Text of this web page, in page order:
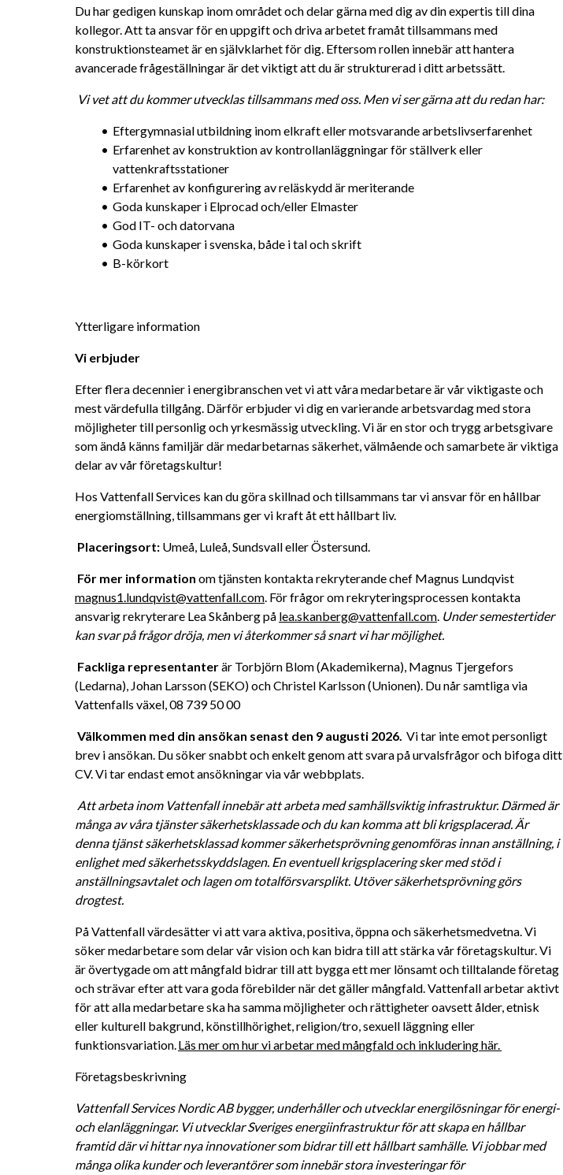
Du har gedigen kunskap inom området och delar gärna med dig av din expertis till dina
kollegor. Att ta ansvar för en uppgift och driva arbetet framåt tillsammans med
konstruktionsteamet är en självklarhet för dig. Eftersom rollen innebär att hantera
avancerade frågeställningar är det viktigt att du är strukturerad i ditt arbetssätt.
Vi vet att du kommer utvecklas tillsammans med oss. Men vi ser gärna att du redan har:
Eftergymnasial utbildning inom elkraft eller motsvarande arbetslivserfarenhet
Erfarenhet av konstruktion av kontrollanläggningar för ställverk eller
vattenkraftsstationer
Erfarenhet av konfigurering av reläskydd är meriterande
Goda kunskaper i Elprocad och/eller Elmaster
God IT- och datorvana
Goda kunskaper i svenska, både i tal och skrift
B-körkort
Ytterligare information
Vi erbjuder
Efter flera decennier i energibranschen vet vi att våra medarbetare är vår viktigaste och
mest värdefulla tillgång. Därför erbjuder vi dig en varierande arbetsvardag med stora
möjligheter till personlig och yrkesmässig utveckling. Vi är en stor och trygg arbetsgivare
som ändå känns familjär där medarbetarnas säkerhet, välmående och samarbete är viktiga
delar av vår företagskultur!
Hos Vattenfall Services kan du göra skillnad och tillsammans tar vi ansvar för en hållbar
energiomställning, tillsammans ger vi kraft åt ett hållbart liv.
Placeringsort: Umeå, Luleå, Sundsvall eller Östersund.
För mer information
magnus1.lundqvist@vattenfall.com. För frågor om rekryteringsprocessen kontakta
ansvarig rekryterare Lea Skånberg på lea.skanberg@vattenfall.com. Under semestertider
kan svar på frågor dröja, men vi återkommer så snart vi har möjlighet.
Fackliga representanter är Torbjörn Blom (Akademikerna), Magnus Tjergefors
(Ledarna), Johan Larsson (SEKO) och Christel Karlsson (Unionen). Du når samtliga via
Vattenfalls växel, 08 739 50 00
Välkommen med din ansökan senast den 9 augusti 2026. Vi tar inte emot personligt
brev i ansökan. Du söker snabbt och enkelt genom att svara på urvalsfrågor och bifoga ditt
CV.Vi tar endast emot ansökningar via vår webbplats.
Att arbeta inom Vattenfall innebär att arbeta med samhällsviktig infrastruktur. Därmed är
många av våra tjänster säkerhetsklassade och du kan komma att bli krigsplacerad. Är
denna tjänst säkerhetsklassad kommer säkerhetsprövning genomföras innan anställning, i
enlighet med säkerhetsskyddslagen. En eventuell krigsplacering sker med stöd i
anställningsavtalet och lagen om totalförsvarsplikt. Utöver säkerhetsprövning görs
drogtest.
På Vattenfall värdesätter vi att vara aktiva, positiva, öppna och säkerhetsmedvetna. Vi
söker medarbetare som delar vår vision och kan bidra till att stärka vår företagskultur. Vi
är övertygade om att mångfald bidrar till att bygga ett mer lönsamt och tilltalande företag
och strävar efter att vara goda förebilder när det gäller mångfald. Vattenfall arbetar aktivt
för att alla medarbetare ska ha samma möjligheter och rättigheter oavsett ålder, etnisk
eller kulturell bakgrund, könstillhörighet, religion/tro, sexuell läggning eller
funktionsvariation. Läs mer om hur vi arbetar med mångfald och inkludering här.
Företagsbeskrivning
Vattenfall Services Nordic AB bygger, underhåller och utvecklar energilösningar för energi-
och elanläggningar. Vi utvecklar Sveriges energiinfrastruktur för att skapa en hållbar
framtid där vi hittar nya innovationer som bidrar till ett hållbart samhälle. Vi jobbar med
många olika kunder och leverantörer som innebär stora investeringar för